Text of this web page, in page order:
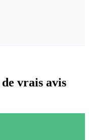
vrais avis